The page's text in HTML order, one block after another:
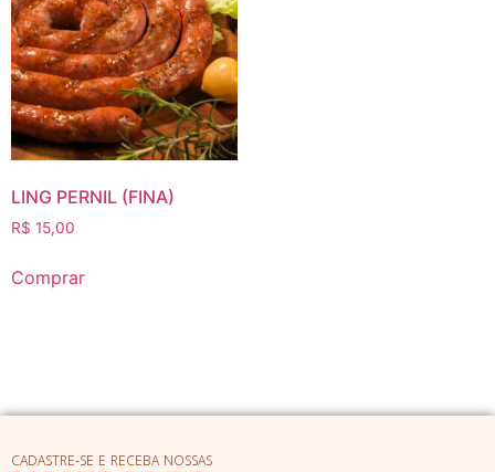
LING PERNIL (FINA)
R$ 15,00
Comprar
CADASTRE-SE E RECEBA NOSSAS